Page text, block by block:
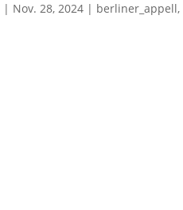
| Nov. 28, 2024 | berliner_appell,